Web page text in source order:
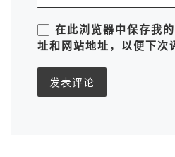
在此浏览器中保存我
址和网站地址，以便下次